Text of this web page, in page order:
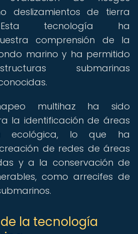
deslizamientos de tierra
Esta tecnología ha
comprensión de la
marino y ha permitido
submarinas
multihaz ha sido
la identificación de áreas
ecológica, lo que ha
de redes de áreas
y a la conservación de
como arrecifes de
la tecnología